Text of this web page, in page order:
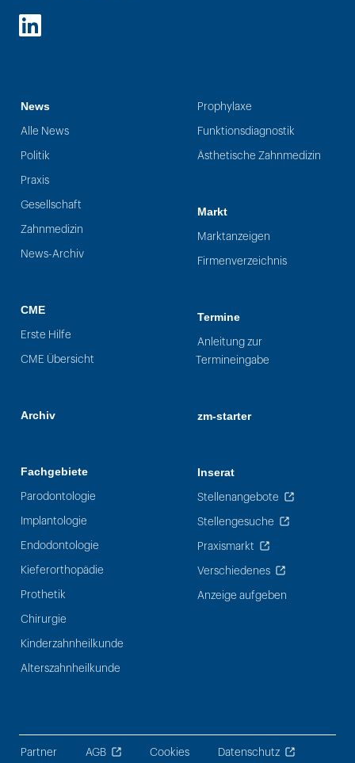
LinkedIn
News
Alle News
Politik
Praxis
Gesellschaft
Zahnmedizin
News-Archiv
CME
Erste Hilfe
CME Übersicht
Archiv
Fachgebiete
Parodontologie
Implantologie
Endodontologie
Kieferorthopädie
Prothetik
Chirurgie
Kinderzahnheilkunde
Alterszahnheilkunde
Prophylaxe
Funktionsdiagnostik
Ästhetische Zahnmedizin
Markt
Marktanzeigen
Firmenverzeichnis
Termine
Anleitung zur
Termineingabe
zm-starter
Inserat
Stellenangebote
Stellengesuche
Praxismarkt
Verschiedenes
Anzeige aufgeben
Partner AGB Cookies Datenschutz